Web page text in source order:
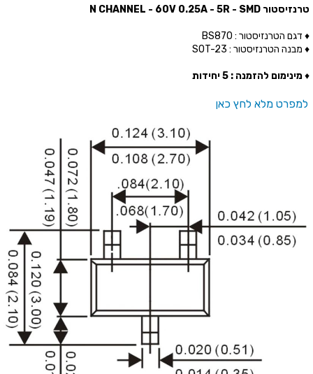
טרנזיסטור N CHANNEL - 60V 0.25A - 5R - SMD
♦ דגם הטרנזיסטור : BS870
♦ מבנה הטרנזיסטור : SOT-23
♦מינימום להזמנה : 5 יחידות
למפרט מלא לחץ כאן